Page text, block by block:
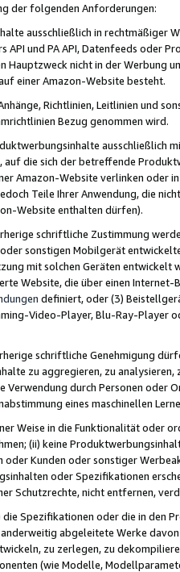
der folgenden Anforderungen:
ausschließlich in rechtmäßiger
API und PA API, Datenfeeds oder
Hauptzweck nicht in der Werbung
einer Amazon-Website besteht.
Richtlinien, Leitlinien und
Bezug genommen wird.
ausschließlich
die sich der betreffende
Amazon-Website verlinken oder
Teile Ihrer Anwendung, die
Website enthalten dürfen).
schriftliche Zustimmung
sonstigen Mobilgerät
mit solchen Geräten
Website, die über einen
definiert, oder (3)
Video-Player, Blu-Ray-Player
schriftliche Genehmigung
zu aggregieren, zu
Verwendung durch Personen
eines maschinellen
Weise in die Funktionalität oder
(ii) keine
Kunden oder sonstiger
oder Spezifikationen
Schutzrechte, nicht entfernen,
die Spezifikationen oder die in
abgeleitete Werke
zu zerlegen, zu
(wie Modelle,